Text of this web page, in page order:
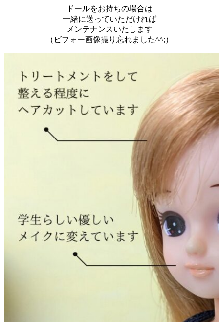
ドールをお持ちの場合は
一緒に送っていただければ
メンテナンスいたします
（ビフォー画像撮り忘れました^^;）